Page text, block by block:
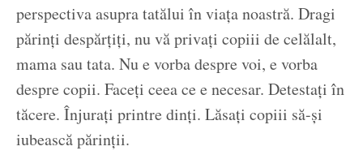
perspectiva asupra tatălui în viața noastră. Dragi
părinți despărțiți, nu vă privați copiii de celălalt,
mama sau tata. Nu e vorba despre voi, e vorba
despre copii. Faceți ceea ce e necesar. Detestați în
tăcere. Înjurați printre dinți. Lăsați copiii să-și
iubească părinții.